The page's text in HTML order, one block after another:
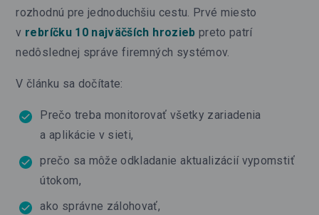
rozhodnú pre jednoduchšiu cestu. Prvé miesto
v rebríčku 10 najväčších hrozieb preto patrí
nedôslednej správe firemných systémov.
V článku sa dočítate:
Prečo treba monitorovať všetky zariadenia
a aplikácie v sieti,
prečo sa môže odkladanie aktualizácií vypomstiť
útokom,
ako správne zálohovať,